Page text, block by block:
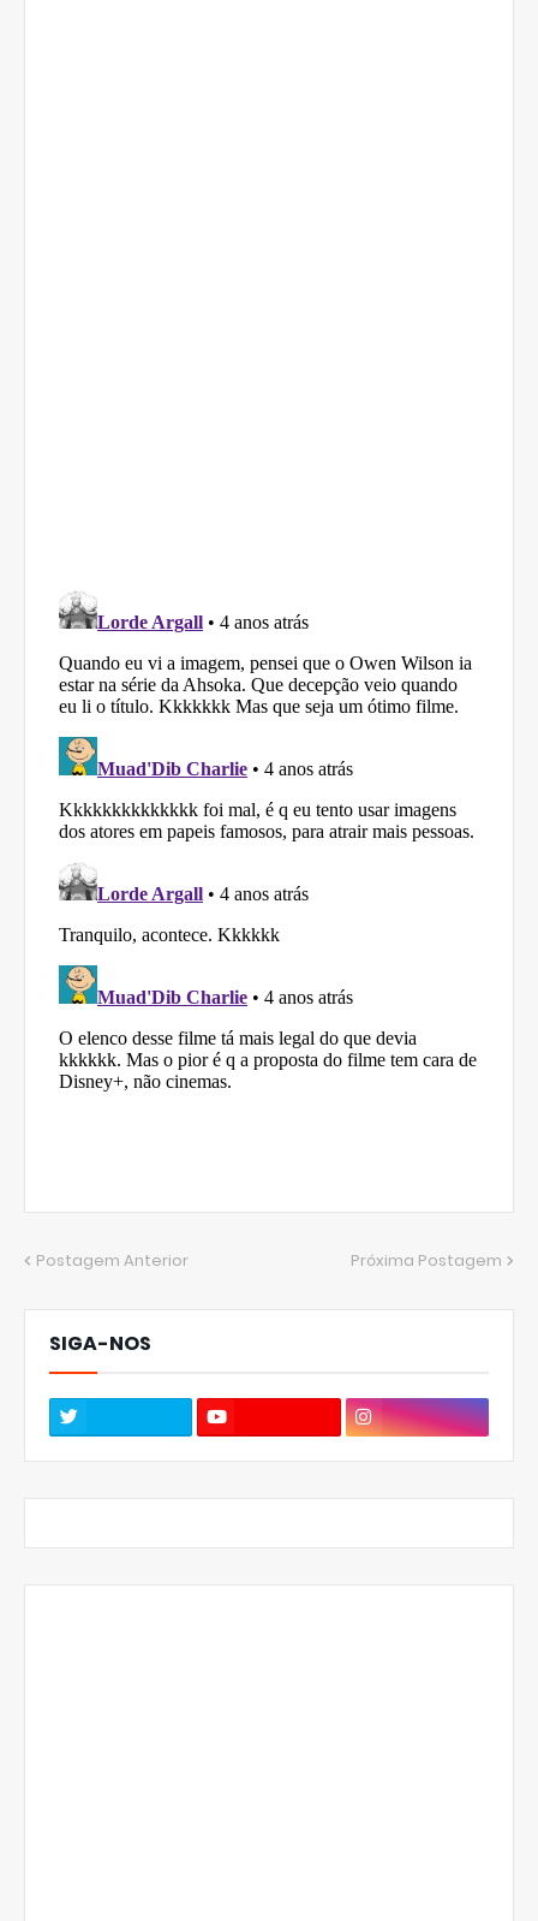
Postagem Anterior Próxima Postagem
SIGA-NOS